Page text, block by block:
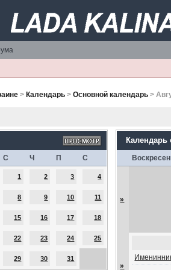
> Календарь >Основной календарь >
С Ч П С
1 2 3 4
8 9 10 11
15 16 17 18
22 23 24 25
29 30 31
»
»